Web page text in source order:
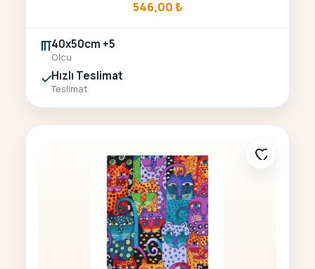
546,00₺
40x50cm +5
Olcu
Hızlı Teslimat
Teslimat